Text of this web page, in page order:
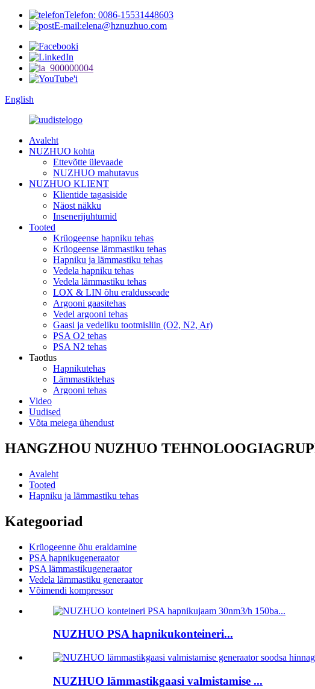
Telefon: 0086-15531448603
E-mail:elena@hznuzhuo.com
English
Avaleht
NUZHUO kohta
Ettevõtte ülevaade
NUZHUO mahutavus
NUZHUO KLIENT
Klientide tagasiside
Näost näkku
Insenerijuhtumid
Tooted
Krüogeense hapniku tehas
Krüogeense lämmastiku tehas
Hapniku ja lämmastiku tehas
Vedela hapniku tehas
Vedela lämmastiku tehas
LOX & LIN õhu eraldusseade
Argooni gaasitehas
Vedel argooni tehas
Gaasi ja vedeliku tootmisliin (O2, N2, Ar)
PSA O2 tehas
PSA N2 tehas
Taotlus
Hapnikutehas
Lämmastiktehas
Argooni tehas
Video
Uudised
Võta meiega ühendust
HANGZHOU NUZHUO
Avaleht
Tooted
Hapniku ja lämmastiku tehas
Kategooriad
Krüogeenne õhu eraldamine
PSA hapnikugeneraator
PSA lämmastikugeneraator
Vedela lämmastiku generaator
Võimendi kompressor
NUZHUO PSA hapnikukonteineri...
NUZHUO lämmastikgaasi valmistamise ...